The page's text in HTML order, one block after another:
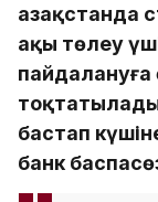
Қазақстанда
ақы төлеу
пайдалануға
бастап
банк